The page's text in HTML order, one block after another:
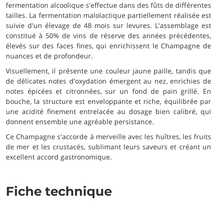
fermentation alcoolique s'effectue dans des fûts de différentes
tailles. La fermentation malolactique partiellement réalisée est
suivie d'un élevage de 48 mois sur levures. L'assemblage est
constitué à 50% de vins de réserve des années précédentes,
élevés sur des faces fines, qui enrichissent le Champagne de
nuances et de profondeur.
Visuellement, il présente une couleur jaune paille, tandis que
de délicates notes d'oxydation émergent au nez, enrichies de
notes épicées et citronnées, sur un fond de pain grillé. En
bouche, la structure est enveloppante et riche, équilibrée par
une acidité finement entrelacée au dosage bien calibré, qui
donnent ensemble une agréable persistance.
Ce Champagne s'accorde à merveille avec les huîtres, les fruits
de mer et les crustacés, sublimant leurs saveurs et créant un
excellent accord gastronomique.
Fiche technique